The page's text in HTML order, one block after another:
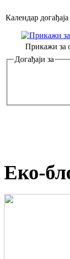
Календар догађаја
Прикажи за
Догађаји за
Еко-